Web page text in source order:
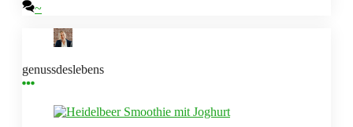
~
genussdeslebens